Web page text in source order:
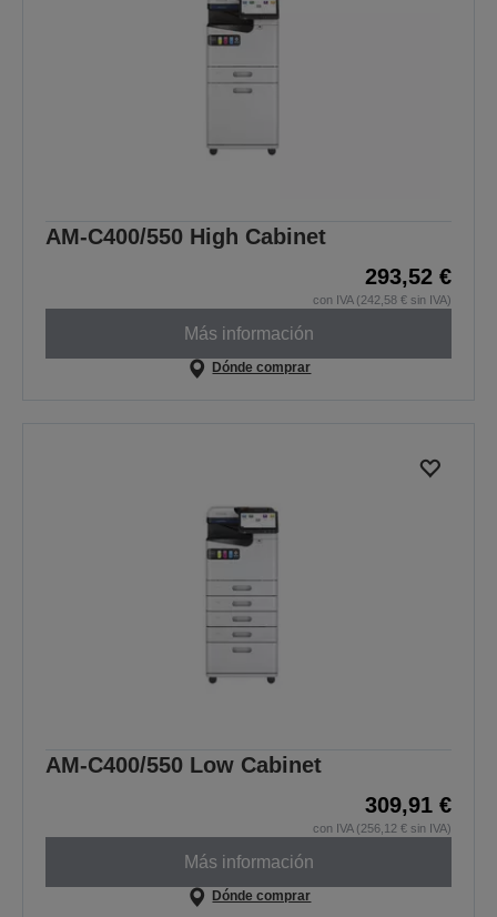
AM-C400/550 High Cabinet
293,52 €
con IVA (242,58 € sin IVA)
Más información
Dónde comprar
AM-C400/550 Low Cabinet
309,91 €
con IVA (256,12 € sin IVA)
Más información
Dónde comprar